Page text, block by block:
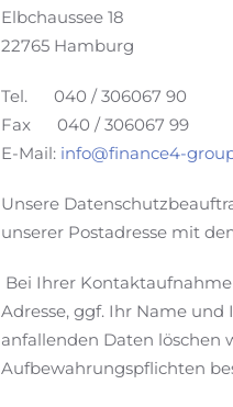
Elbchaussee 18
22765 Hamburg
Tel. 040 / 306067 90
Fax 040 / 306067 99
E-Mail: info@finance4-
Unsere
unserer Postadresse mit
Bei Ihrer
Adresse, ggf. Ihr Name
anfallenden Daten löschen
Aufbewahrungspflichten